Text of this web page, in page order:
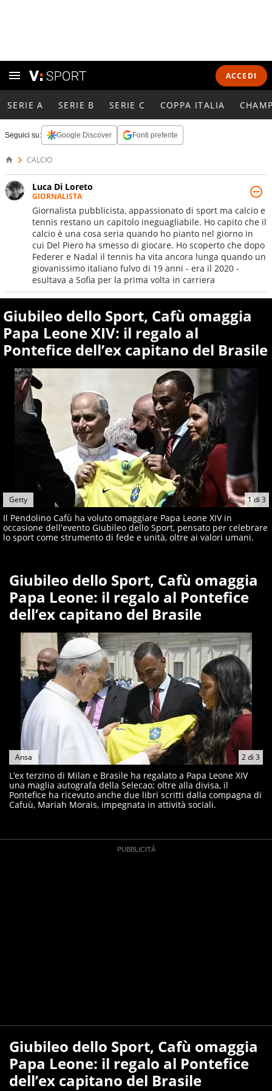
ACCEDI
SERIE A SERIE B SERIE C COPPA ITALIA
Seguici su: Google Discover Fonti preferite
CALCIO
Luca Di Loreto
GIORNALISTA
Giornalista pubblicista, appassionato di sport ma calcio e
tennis restano un capitolo ineguagliabile. Ho capito che il
calcio è una cosa seria quando ho pianto nel giorno in
cui Del Piero ha smesso di giocare. Ho scoperto che dopo
Federer e Nadal il tennis ha vita ancora lunga quando un
giovanissimo italiano fulvo di 19 anni - era il 2020 -
esultava a Sofia per la prima volta in carriera
Giubileo dello Sport, Cafù omaggia
Papa Leone XIV: il regalo al
Pontefice dell’ex capitano del Brasile
1di 3
Getty
Il Pendolino Cafù ha voluto omaggiare Papa Leone XIV in
occasione dell'evento Giubileo dello Sport, pensato per celebrare
lo sport come strumento di fede e unità, oltre ai valori umani.
Giubileo dello Sport, Cafù omaggia
Papa Leone: il regalo al Pontefice
dell’ex capitano del Brasile
2di 3
Ansa
L’ex terzino di Milan e Brasile ha regalato a Papa Leone XIV
una maglia autografa della Selecao; oltre alla divisa, il
Pontefice ha ricevuto anche due libri scritti dalla compagna di
Cafuù, Mariah Morais, impegnata in attività sociali.
Giubileo dello Sport, Cafù omaggia
Papa Leone: il regalo al Pontefice
dell’ex capitano del Brasile